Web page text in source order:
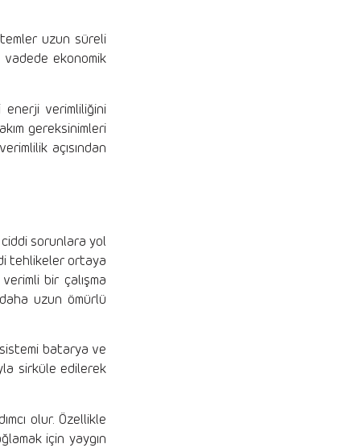
uzun süreli
vadede ekonomik
verimliliğini
gereksinimleri
açısından
ciddi sorunlara yol
tehlikeler ortaya
bir çalışma
uzun ömürlü
sistemi batarya ve
sirküle edilerek
olur. Özellikle
için yaygın